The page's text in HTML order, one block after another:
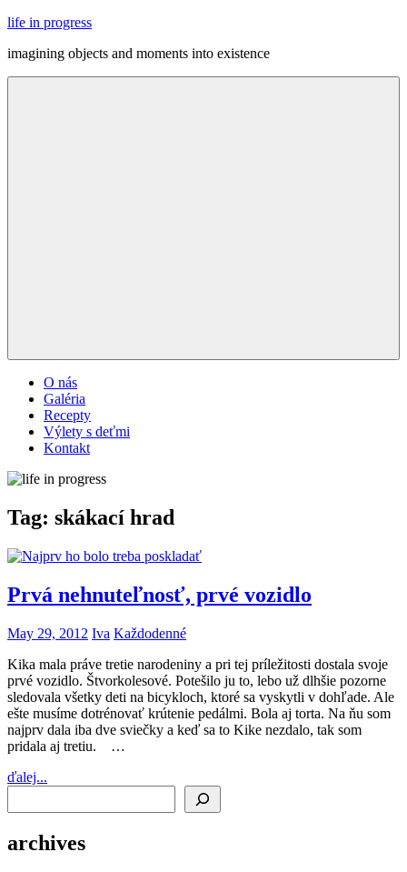
Skip
content
life in progress
imagining objects and moments into existence
O nás
Galéria
Recepty
Výlety s deťmi
Kontakt
Tag: skákací hrad
Prvá nehnuteľnosť, prvé vozidlo
May 29, 2012 Iva Každodenné
Kika mala práve tretie narodeniny a pri tej príležitosti dostala svoje
prvé vozidlo. Štvorkolesové. Potešilo ju to, lebo už dlhšie pozorne
sledovala všetky deti na bicykloch, ktoré sa vyskytli v dohľade. Ale
ešte musíme dotrénovať krútenie pedálmi. Bola aj torta. Na ňu som
najprv dala iba dve sviečky a keď sa to Kike nezdalo, tak som
pridala aj tretiu. …
ďalej...
archives